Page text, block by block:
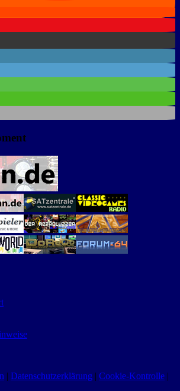
| Datenschutzerklärung | Cookie-Kontrolle |